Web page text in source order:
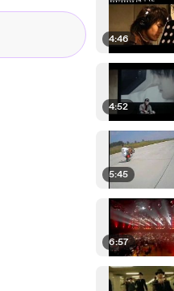
4:46
4:52
5:45
6:57